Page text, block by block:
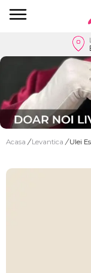
Acasa / Levantica / Ulei